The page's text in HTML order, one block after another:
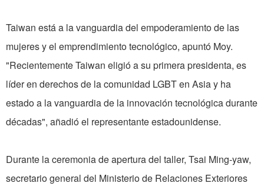
Taiwan está a la vanguardia del empoderamiento de las
mujeres y el emprendimiento tecnológico, apuntó Moy.
"Recientemente Taiwan eligió a su primera presidenta, es
líder en derechos de la comunidad LGBT en Asia y ha
estado a la vanguardia de la innovación tecnológica durante
décadas", añadió el representante estadounidense.
Durante la ceremonia de apertura del taller, Tsai Ming-yaw,
secretario general del Ministerio de Relaciones Exteriores